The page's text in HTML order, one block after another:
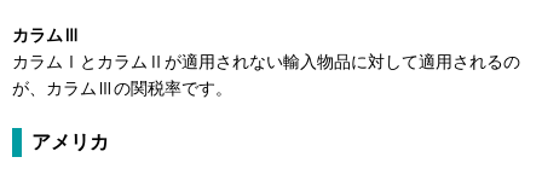
カラムⅢ
カラムⅠとカラムⅡが適用されない輸入物品に対して適用されるの
が、カラムⅢの関税率です。
アメリカ